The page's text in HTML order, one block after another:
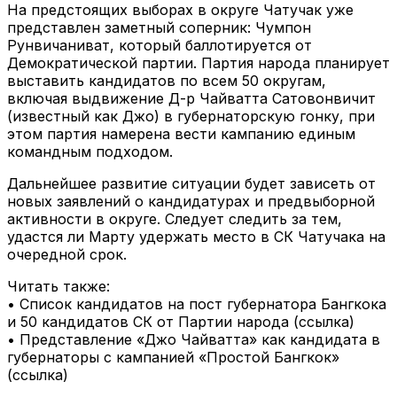
На предстоящих выборах в округе Чатучак уже
представлен заметный соперник: Чумпон
Рунвичаниват, который баллотируется от
Демократической партии. Партия народа планирует
выставить кандидатов по всем 50 округам,
включая выдвижение Д-р Чайватта Сатовонвичит
(известный как Джо) в губернаторскую гонку, при
этом партия намерена вести кампанию единым
командным подходом.
Дальнейшее развитие ситуации будет зависеть от
новых заявлений о кандидатурах и предвыборной
активности в округе. Следует следить за тем,
удастся ли Марту удержать место в СК Чатучака на
очередной срок.
Читать также:
• Список кандидатов на пост губернатора Бангкока
и 50 кандидатов СК от Партии народа (ссылка)
• Представление «Джо Чайватта» как кандидата в
губернаторы с кампанией «Простой Бангкок»
(ссылка)